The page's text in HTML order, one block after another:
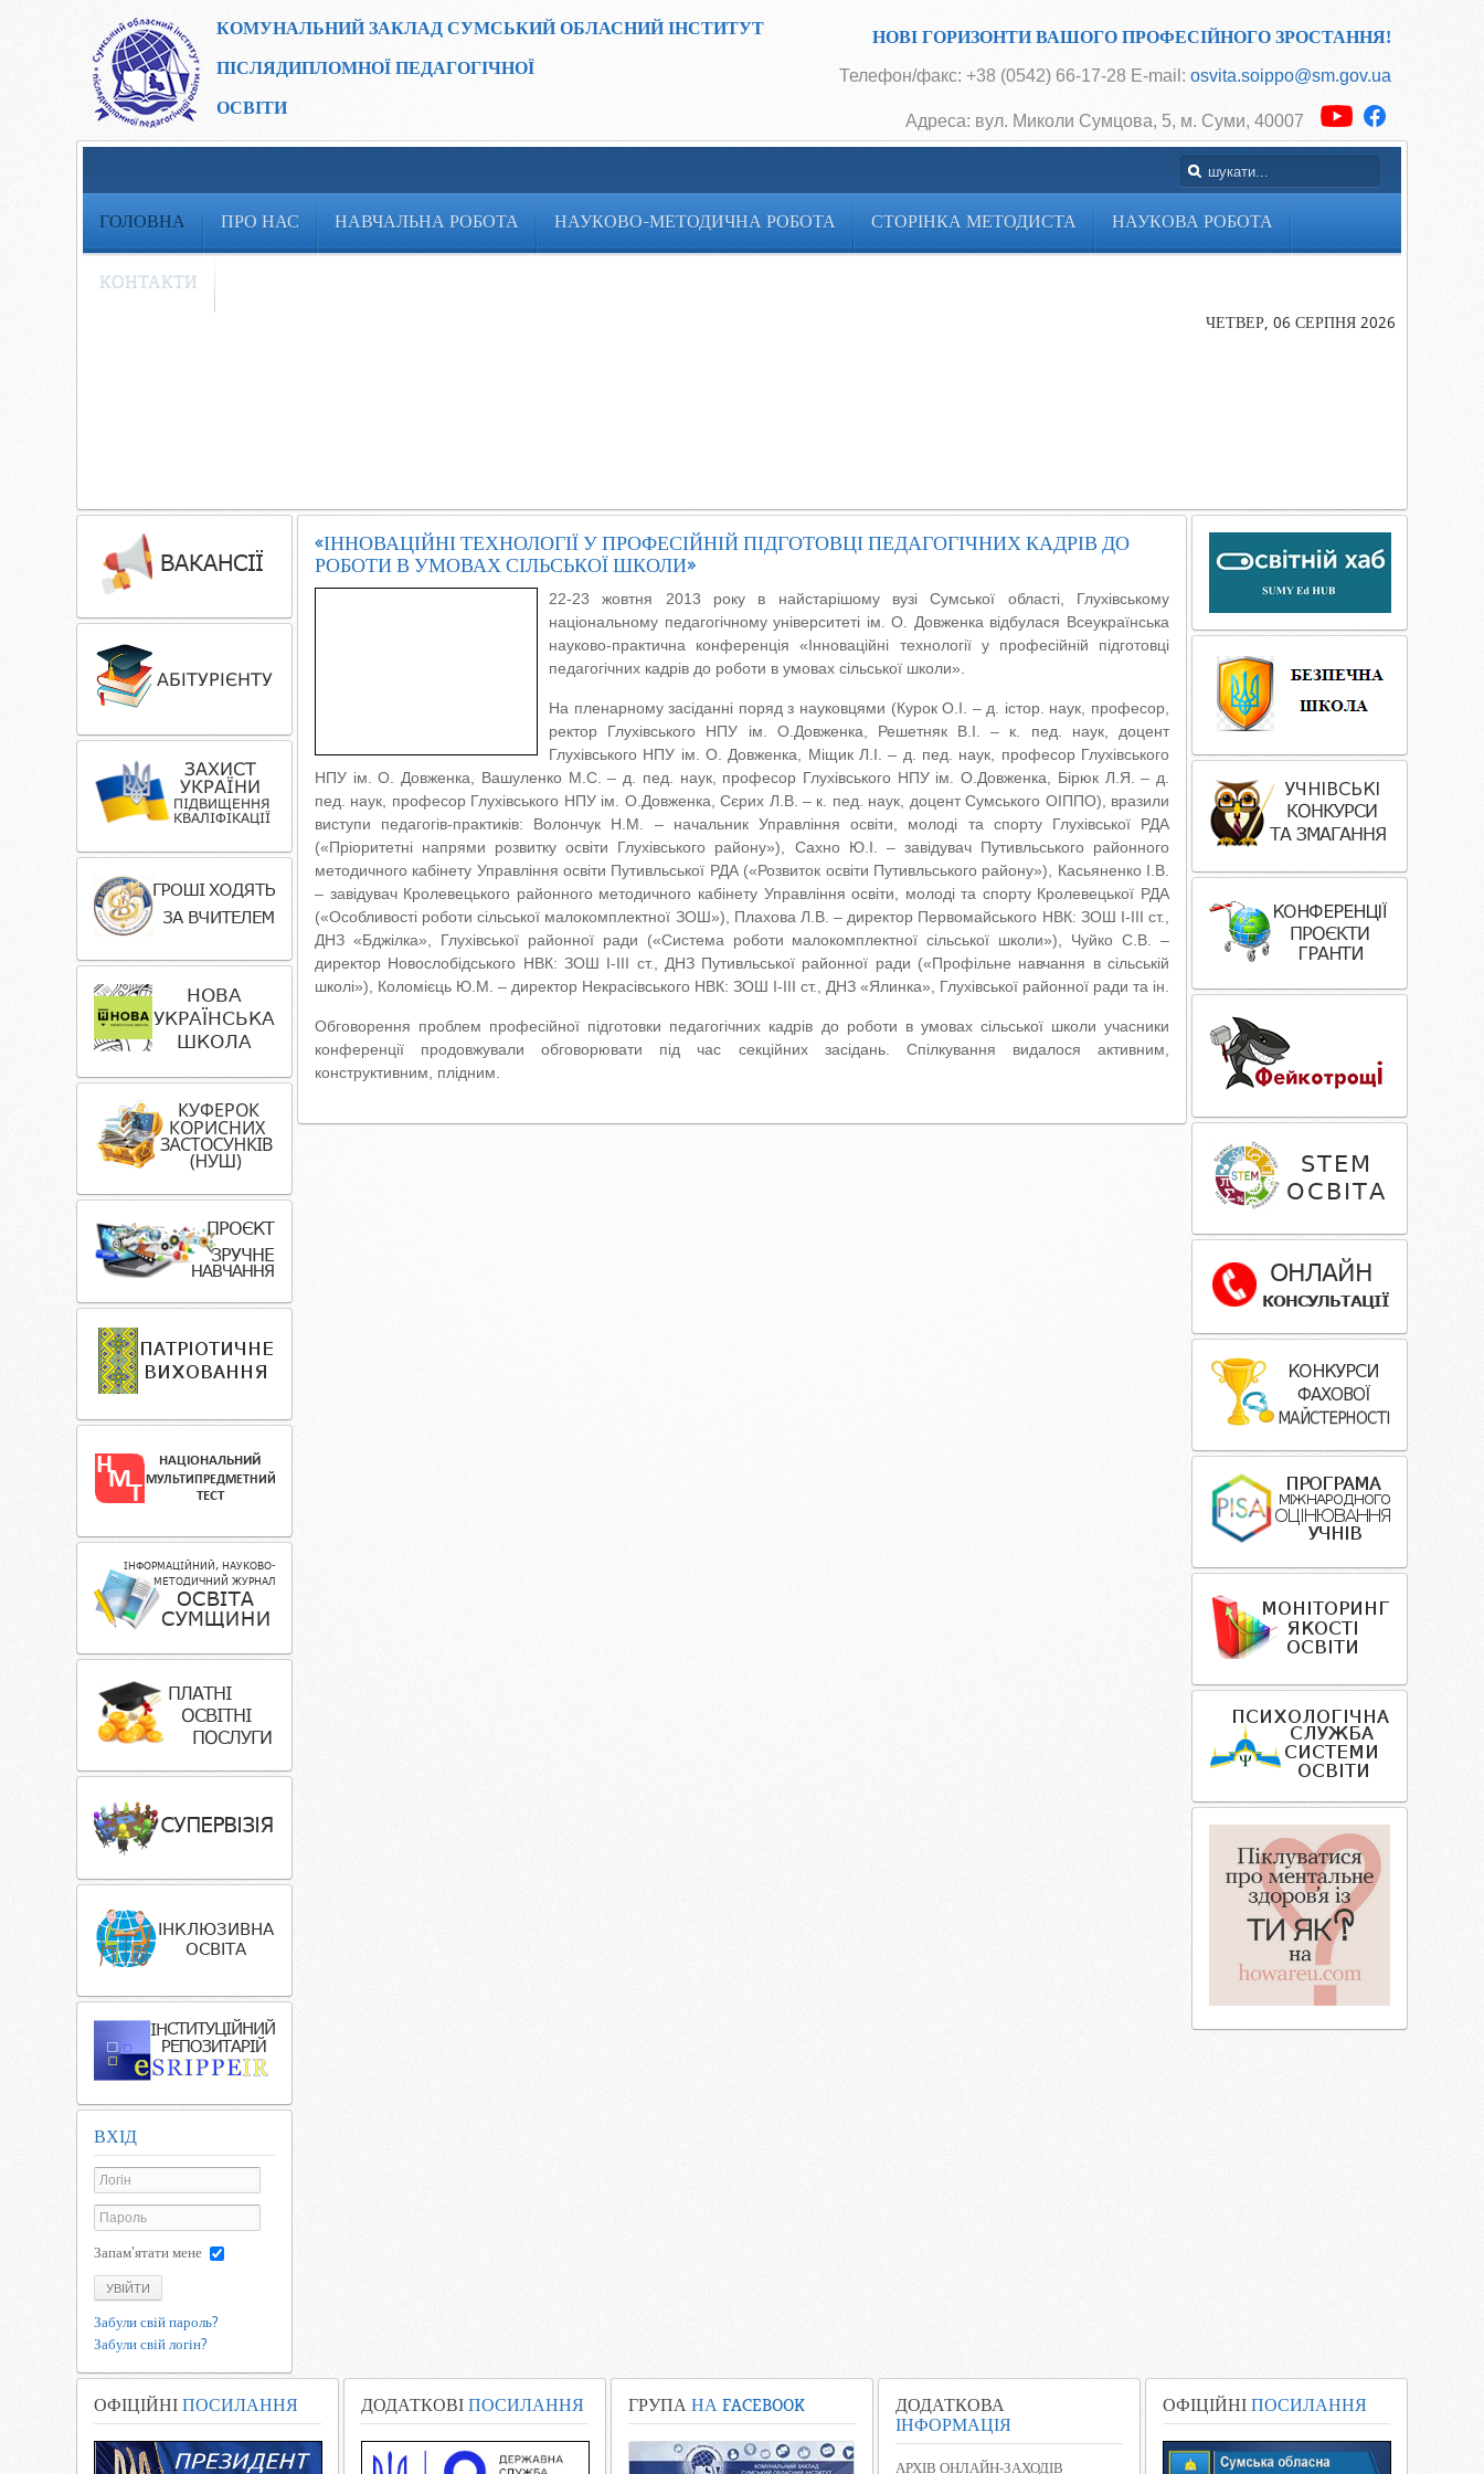
КОМУНАЛЬНИЙ ЗАКЛАД СУМСЬКИЙ ОБЛАСНИЙ ІНСТИТУТ
ПІСЛЯДИПЛОМНОЇ ПЕДАГОГІЧНОЇ
ОСВІТИ
НОВІ ГОРИЗОНТИ ВАШОГО ПРОФЕСІЙНОГО ЗРОСТАННЯ!
Телефон/факс: +38 (0542) 66-17-28 E-mail: osvita.soippo@sm.gov.ua
Адреса: вул. Миколи Сумцова, 5, м. Суми, 40007
ГОЛОВНА ПРО НАС НАВЧАЛЬНА РОБОТА НАУКОВО-МЕТОДИЧНА РОБОТА СТОРІНКА МЕТОДИСТА НАУКОВА РОБОТА
КОНТАКТИ
ЧЕТВЕР, 06 СЕРПНЯ 2026
«ІННОВАЦІЙНІ ТЕХНОЛОГІЇ У ПРОФЕСІЙНІЙ ПІДГОТОВЦІ ПЕДАГОГІЧНИХ КАДРІВ ДО
РОБОТИ В УМОВАХ СІЛЬСЬКОЇ ШКОЛИ»
22-23 жовтня 2013 року в найстарішому вузі Сумської області, Глухівському
національному педагогічному університеті ім. О. Довженка відбулася Всеукраїнська
науково-практична конференція «Інноваційні технології у професійній підготовці
педагогічних кадрів до роботи в умовах сільської школи».
На пленарному засіданні поряд з науковцями (Курок О.І. – д. істор. наук, професор,
ректор Глухівського НПУ ім. О.Довженка, Решетняк В.І. – к. пед. наук, доцент
Глухівського НПУ ім. О. Довженка, Міщик Л.І. – д. пед. наук, професор Глухівського
НПУ ім. О. Довженка, Вашуленко М.С. – д. пед. наук, професор Глухівського НПУ ім. О.Довженка, Бірюк Л.Я. – д.
пед. наук, професор Глухівського НПУ ім. О.Довженка, Сєрих Л.В. – к. пед. наук, доцент Сумського ОІППО), вразили
виступи педагогів-практиків: Волончук Н.М. – начальник Управління освіти, молоді та спорту Глухівської РДА
(«Пріоритетні напрями розвитку освіти Глухівського району»), Сахно Ю.І. – завідувач Путивльського районного
методичного кабінету Управління освіти Путивльської РДА («Розвиток освіти Путивльського району»), Касьяненко І.В.
– завідувач Кролевецького районного методичного кабінету Управління освіти, молоді та спорту Кролевецької РДА
(«Особливості роботи сільської малокомплектної ЗОШ»), Плахова Л.В. – директор Первомайського НВК: ЗОШ І-ІІІ ст.,
ДНЗ «Бджілка», Глухівської районної ради («Система роботи малокомплектної сільської школи»), Чуйко С.В. –
директор Новослобідського НВК: ЗОШ І-ІІІ ст., ДНЗ Путивльської районної ради («Профільне навчання в сільській
школі»), Коломієць Ю.М. – директор Некрасівського НВК: ЗОШ І-ІІІ ст., ДНЗ «Ялинка», Глухівської районної ради та ін.
Обговорення проблем професійної підготовки педагогічних кадрів до роботи в умовах сільської школи учасники
конференції продовжували обговорювати під час секційних засідань. Спілкування видалося активним,
конструктивним, плідним.
ВХІД
Запам'ятати мене
УВІЙТИ
Забули свій пароль?
Забули свій логін?
ОФІЦІЙНІ ПОСИЛАННЯ ДОДАТКОВІ ПОСИЛАННЯ ГРУПА НА FACEBOOK
ДОДАТКОВА
ІНФОРМАЦІЯ
АРХІВ ОНЛАЙН-ЗАХОДІВ
ОФІЦІЙНІ ПОСИЛАННЯ